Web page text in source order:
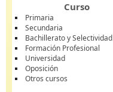
Curso
Primaria
Secundaria
Bachillerato y Selectividad
Formación Profesional
Universidad
Oposición
Otros cursos